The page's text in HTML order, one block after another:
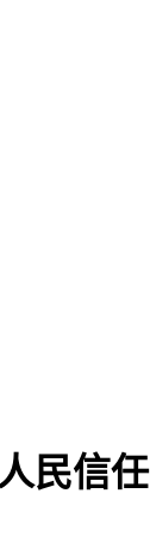
民信任